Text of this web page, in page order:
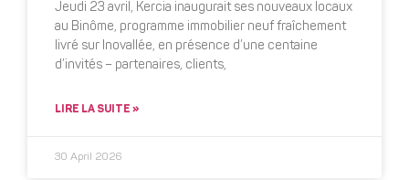
Jeudi 23 avril, Kercia inaugurait ses nouveaux locaux
au Binôme, programme immobilier neuf fraîchement
livré sur Inovallée, en présence d’une centaine
d’invités – partenaires, clients,
LIRE LA SUITE »
30 April 2026